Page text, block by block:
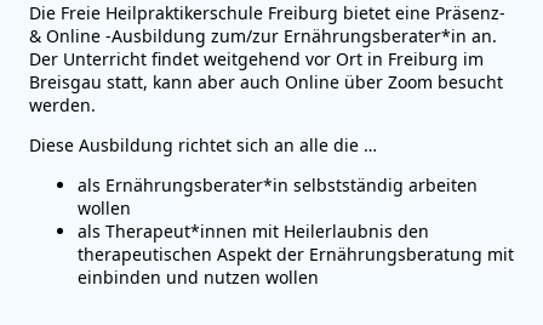
Die Freie Heilpraktikerschule Freiburg bietet eine Präsenz-
& Online -Ausbildung zum/zur Ernährungsberater*in an.
Der Unterricht findet weitgehend vor Ort in Freiburg im
Breisgau statt, kann aber auch Online über Zoom besucht
werden.
Diese Ausbildung richtet sich an alle die …
als Ernährungsberater*in selbstständig arbeiten
wollen
als Therapeut*innen mit Heilerlaubnis den
therapeutischen Aspekt der Ernährungsberatung mit
einbinden und nutzen wollen